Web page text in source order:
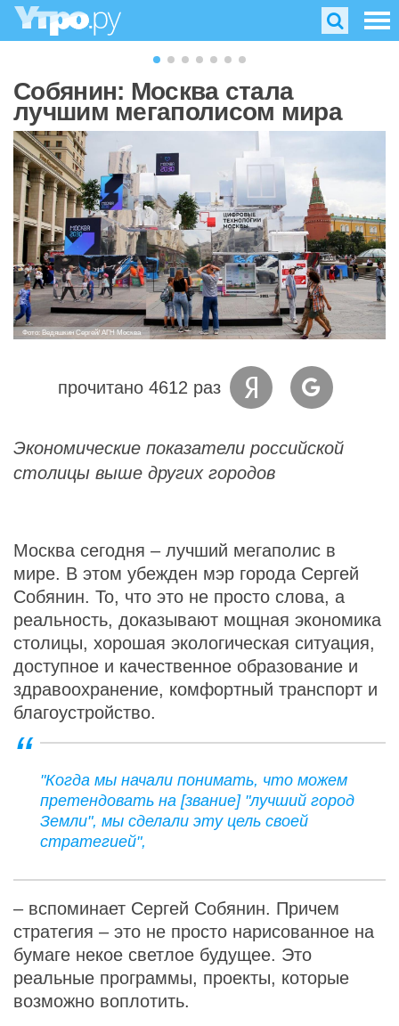
Собянин: Москва стала
лучшим мегаполисом мира
Фото: Ведяшкин Сергей/ АГН Москва
прочитано 4612 раз
Экономические показатели российской
столицы выше других городов
Москва сегодня – лучший мегаполис в
мире. В этом убежден мэр города Сергей
Собянин. То, что это не просто слова, а
реальность, доказывают мощная экономика
столицы, хорошая экологическая ситуация,
доступное и качественное образование и
здравоохранение, комфортный транспорт и
благоустройство.
"Когда мы начали понимать, что можем
претендовать на [звание] "лучший город
Земли", мы сделали эту цель своей
стратегией",
– вспоминает Сергей Собянин. Причем
стратегия – это не просто нарисованное на
бумаге некое светлое будущее. Это
реальные программы, проекты, которые
возможно воплотить.